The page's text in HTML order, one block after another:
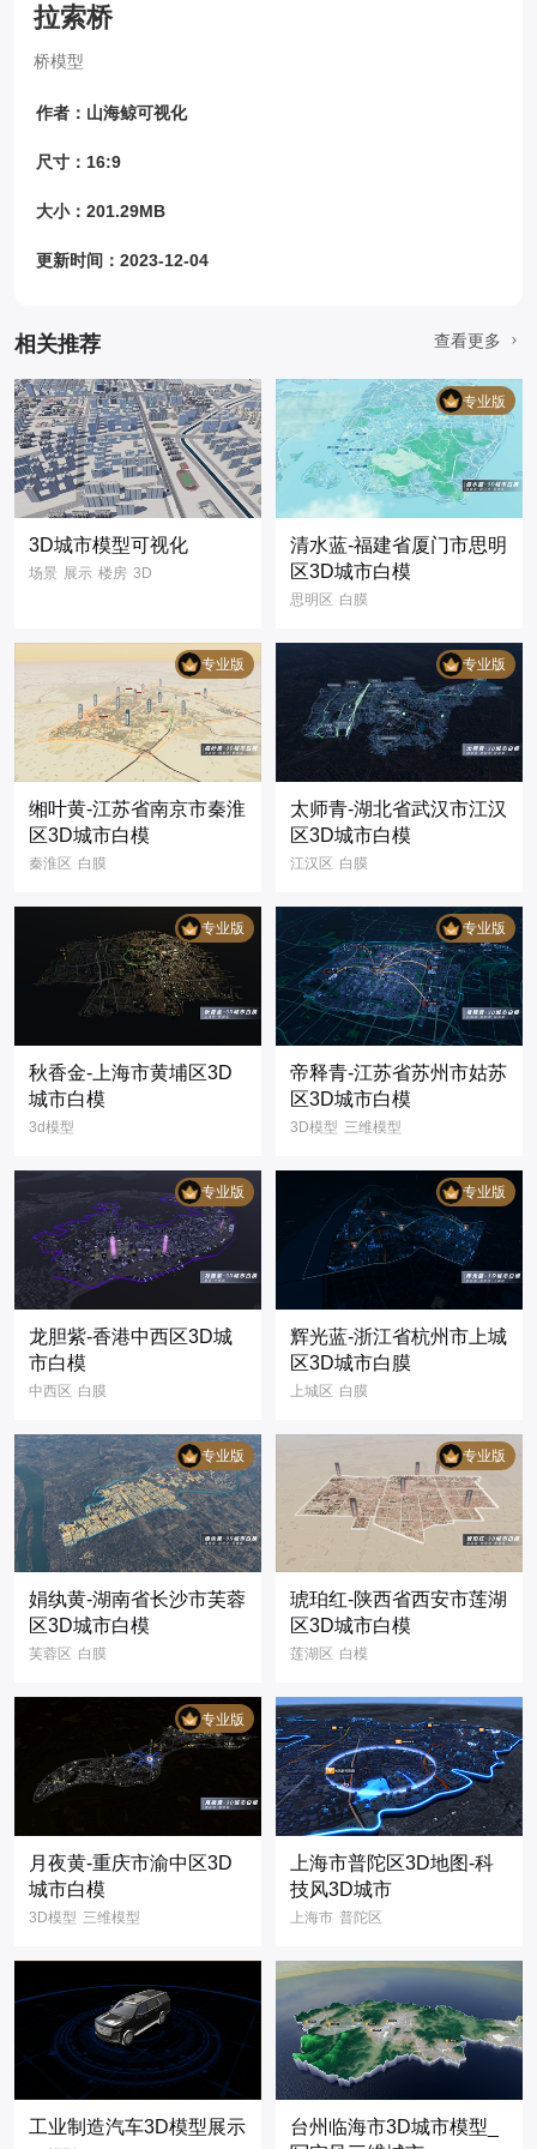
拉索桥
桥模型
作者：山海鲸可视化
尺寸：16:9
大小：201.29MB
更新时间：2023-12-04
相关推荐 查看更多
3D城市模型可视化
场景 展示 楼房 3D
数字孪生
数据可视化
大屏
信息
GIS
专业版
清水蓝-福建省厦门市思明
区3D城市白模
思明区 白膜
专业版
缃叶黄-江苏省南京市秦淮
区3D城市白模
秦淮区 白膜
专业版
太师青-湖北省武汉市江汉
区3D城市白模
江汉区 白膜
3D
数字孪生
浙江省 杭州市
专业版
秋香金-上海市黄埔区3D
城市白模
3d模型
城市白模 3D城市
数字孪生
数据可视化
城市模型
建筑设计
专业版
帝释青-江苏省苏州市姑苏
区3D城市白模
3D模型 三维模型
可视化大屏 江苏省
姑苏区
白膜
智慧城市
专业版
龙胆紫-香港中西区3D城
市白模
中西区 白膜
香港 3d 数字孪生
可视化
专业版
辉光蓝-浙江省杭州市上城
区3D城市白膜
上城区 白膜
浙江省 杭州市
专业版
娟纨黄-湖南省长沙市芙蓉
区3D城市白模
芙蓉区 白膜
专业版
琥珀红-陕西省西安市莲湖
区3D城市白模
莲湖区 白模
琥珀红 陕西省
西安市 3D
城市白模 3D城市
数字孪生
数据可视化
专业版
月夜黄-重庆市渝中区3D
城市白模
3D模型 三维模型
可视化大屏 重庆市
渝中区 白膜
智慧城市
上海市普陀区3D地图-科
技风3D城市
上海市 普陀区
3D城市
三维地图 3维地图
省份地图
工业制造汽车3D模型展示
台州临海市3D城市模型_